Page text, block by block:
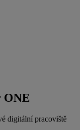
ONE
digitální pracoviště